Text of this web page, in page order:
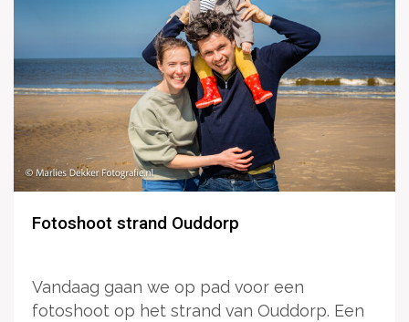
Fotoshoot strand Ouddorp
Vandaag gaan we op pad voor een
fotoshoot op het strand van Ouddorp. Een